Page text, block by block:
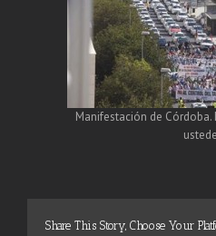
Manifestación de
Share This Story, Choose Your